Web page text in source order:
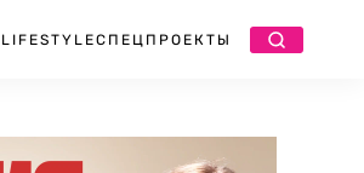
LIFESTYLEСПЕЦПРОЕКТЫ